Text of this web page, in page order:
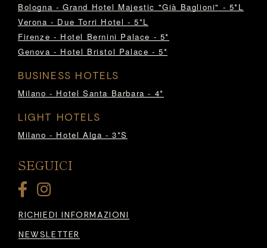
Bologna - Grand Hotel Majestic "Già Baglioni" - 5*L
Verona - Due Torri Hotel - 5*L
Firenze - Hotel Bernini Palace - 5*
Genova - Hotel Bristol Palace - 5*
BUSINESS HOTELS
Milano - Hotel Santa Barbara - 4*
LIGHT HOTELS
Milano - Hotel Alga - 3*S
SEGUICI
RICHIEDI INFORMAZIONI
NEWSLETTER